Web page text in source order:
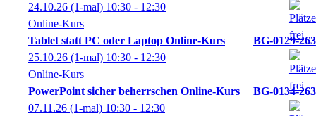
24.10.26 (1-mal) 10:30 - 12:30
Online-Kurs
Tablet statt PC oder Laptop Online-Kurs
BG-0129-263
25.10.26 (1-mal) 10:30 - 12:30
Online-Kurs
PowerPoint sicher beherrschen Online-Kurs
BG-0134-263
07.11.26 (1-mal) 10:30 - 12:30